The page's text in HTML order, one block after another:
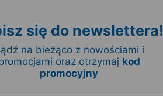
się do newslettera!
na bieżąco z nowościami i
oraz otrzymaj kod
promocyjny